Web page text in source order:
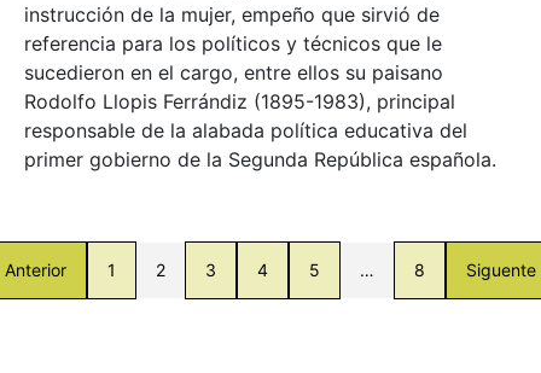
instrucción de la mujer, empeño que sirvió de
referencia para los políticos y técnicos que le
sucedieron en el cargo, entre ellos su paisano
Rodolfo Llopis Ferrándiz (1895-1983), principal
responsable de la alabada política educativa del
primer gobierno de la Segunda República española.
Anterior 1 2 3 4 5 … 8 Siguente